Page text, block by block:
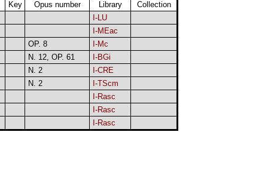
Key Opus number Library
Collection
I-LU
I-MEac
OP. 8
I-Mc
N. 12, OP. 61
I-BGi
N. 2
I-CRE
N. 2
I-TScm
I-Rasc
I-Rasc
I-Rasc